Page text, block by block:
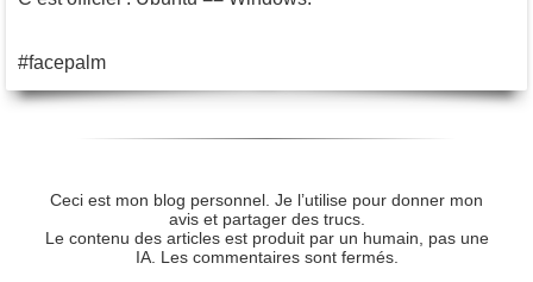
#facepalm
Ceci est mon blog personnel. Je l’utilise pour donner mon
avis et partager des trucs.
Le contenu des articles est produit par un humain, pas une
IA. Les commentaires sont fermés.